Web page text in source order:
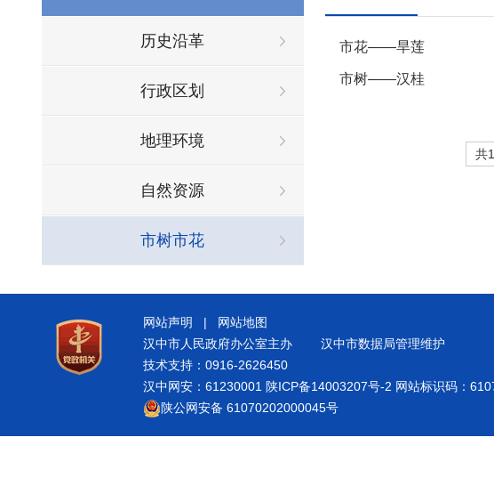
历史沿革
行政区划
地理环境
自然资源
市树市花
市花——旱莲
市树——汉桂
共
网站声明 |
网站地图
汉中市人民政府办公室主办
汉中市数据局管理维护
技术支持：0916-2626450
汉中网安：61230001 陕ICP备14003207号-2 网站标识码：
陕公网安备 61070202000045号